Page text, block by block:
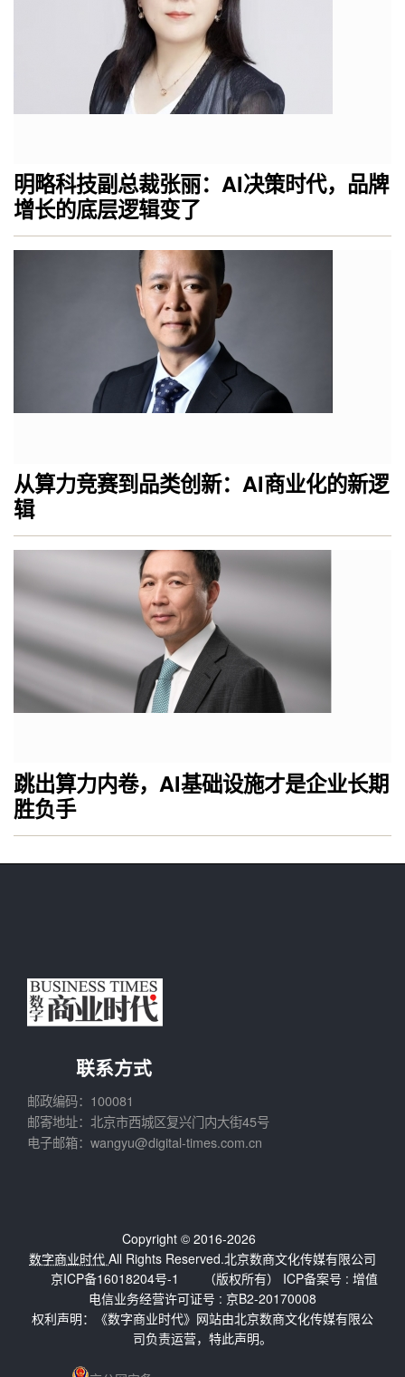
明略科技副总裁张丽：AI决策时代，品牌
增长的底层逻辑变了
从算力竞赛到品类创新：AI商业化的新逻
辑
跳出算力内卷，AI基础设施才是企业长期
胜负手
联系方式
邮政编码：100081
邮寄地址：北京市西城区复兴门内大街45号
电子邮箱：wangyu@digital-times.com.cn
Copyright © 2016-2026
数字商业时代 All Rights Reserved.北京数商文化传媒有限公司
（版权所有） ICP备案号 :
京ICP备16018204号-1
增值
电信业务经营许可证号 : 京B2-20170008
权利声明：《数字商业时代》网站由北京数商文化传媒有限公
司负责运营，特此声明。